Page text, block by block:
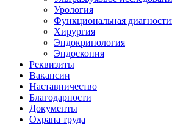
Урология
Функциональная
Хирургия
Эндокринология
Эндоскопия
Реквизиты
Вакансии
Наставничество
Благодарности
Документы
Охрана труда